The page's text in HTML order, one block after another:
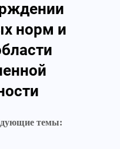
норм и
темы: